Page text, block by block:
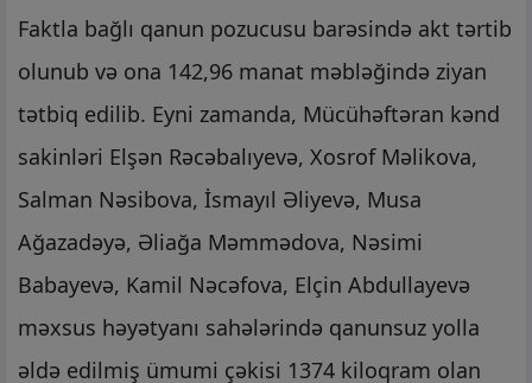
Faktla bağlı qanun pozucusu barəsində akt tərtib
olunub və ona 142,96 manat məbləğində ziyan
tətbiq edilib. Eyni zamanda, Mücühəftəran kənd
sakinləri Elşən Rəcəbalıyevə, Xosrof Məlikova,
Salman Nəsibova, İsmayıl Əliyevə, Musa
Ağazadəyə, Əliağa Məmmədova, Nəsimi
Babayevə, Kamil Nəcəfova, Elçin Abdullayevə
məxsus həyətyanı sahələrində qanunsuz yolla
əldə edilmiş ümumi çəkisi 1374 kiloqram olan